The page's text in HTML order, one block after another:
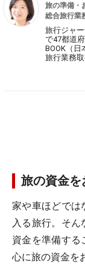
旅の準備・
総合旅行業
旅行ジャ
で47都道
BOOK（
旅行業務
旅の資金
家や車ほどでは
入る旅行。そ
資金を準備する
心に旅の資金を